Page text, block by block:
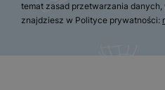
temat zasad przetwarzania danych,
znajdziesz w Polityce prywatności: